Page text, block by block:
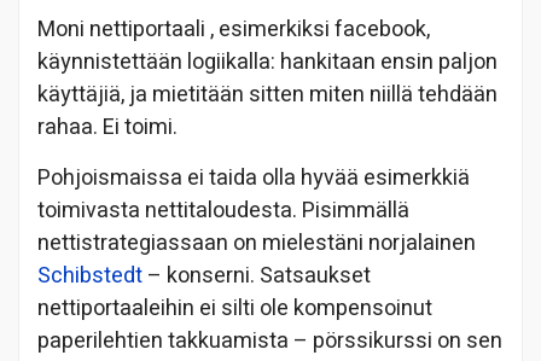
Moni nettiportaali , esimerkiksi facebook,
käynnistettään logiikalla: hankitaan ensin paljon
käyttäjiä, ja mietitään sitten miten niillä tehdään
rahaa. Ei toimi.
Pohjoismaissa ei taida olla hyvää esimerkkiä
toimivasta nettitaloudesta. Pisimmällä
nettistrategiassaan on mielestäni norjalainen
Schibstedt– konserni. Satsaukset
nettiportaaleihin ei silti ole kompensoinut
paperilehtien takkuamista – pörssikurssi on sen